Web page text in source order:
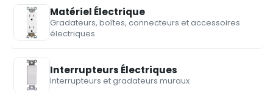
Matériel Électrique
Gradateurs, boîtes, connecteurs et accessoires
électriques
Interrupteurs Électriques
Interrupteurs et gradateurs muraux